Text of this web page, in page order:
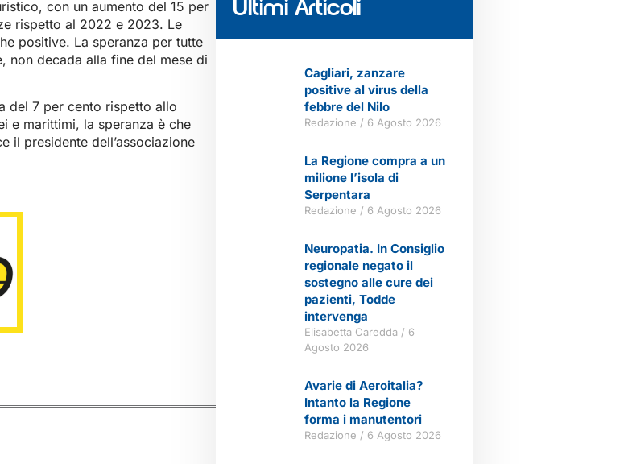
con un aumento del 15 per
rispetto al 2022 e 2023. Le
positive. La speranza per tutte
non decada alla fine del mese di
del 7 per cento rispetto allo
e marittimi, la speranza è che
il presidente dell’associazione
Ultimi Articoli
Cagliari, zanzare
positive al virus della
febbre del Nilo
Redazione 6 Agosto 2026
La Regione compra a un
milione l’isola di
Serpentara
Redazione 6 Agosto 2026
Neuropatia. In Consiglio
regionale negato il
sostegno alle cure dei
pazienti, Todde
intervenga
Elisabetta Caredda
6
Agosto 2026
Avarie di Aeroitalia?
Intanto la Regione
forma i manutentori
Redazione 6 Agosto 2026